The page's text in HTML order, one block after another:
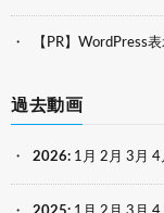
【PR】WordPress
過去動画
2026: 1月 2月 3月 4